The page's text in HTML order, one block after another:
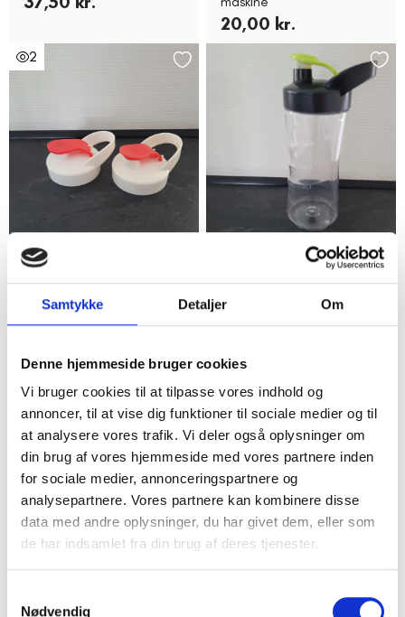
Samtykke Detaljer Om
Denne hjemmeside bruger cookies
Vi bruger cookies til at tilpasse vores indhold og
annoncer, til at vise dig funktioner til sociale medier og til
at analysere vores trafik. Vi deler også oplysninger om
din brug af vores hjemmeside med vores partnere inden
for sociale medier, annonceringspartnere og
analysepartnere. Vores partnere kan kombinere disse
data med andre oplysninger, du har givet dem, eller som
de har indsamlet fra din brug af deres tjenester.
Nødvendig
20,00 kr.
2
Slagelse
2 stk. flaskelåg hvid/rød
10,00 kr.
Drikkeflaske passer bla. til
OBH maskinen
20,00 kr.
3
Glostrup
28,00 kr.
Frederikssund